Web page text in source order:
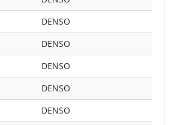
DENSO
DENSO
DENSO
DENSO
DENSO